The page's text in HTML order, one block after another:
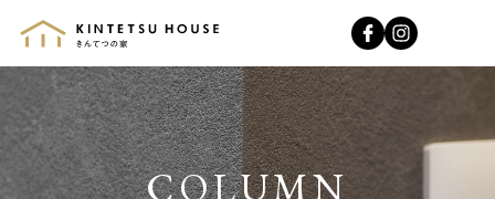
きんてつの家